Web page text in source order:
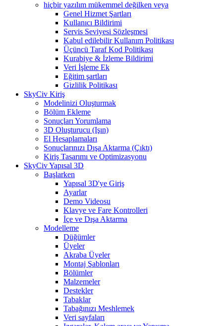
hiçbir yazılım mükemmel değilken veya
Genel Hizmet Şartları
Kullanıcı Bildirimi
Servis Seviyesi Sözleşmesi
Kabul edilebilir Kullanım Politikası
Üçüncü Taraf Kod Politikası
Kurabiye & İzleme Bildirimi
Veri İşleme Ek
Eğitim şartları
Gizlilik Politikası
SkyCiv Kiriş
Modelinizi Oluşturmak
Bölüm Ekleme
Sonuçları Yorumlama
3D Oluşturucu (Işın)
El Hesaplamaları
Sonuçlarınızı Dışa Aktarma (Çıktı)
Kiriş Tasarımı ve Optimizasyonu
SkyCiv Yapısal 3D
Başlarken
Yapısal 3D'ye Giriş
Ayarlar
Demo Videosu
Klavye ve Fare Kontrolleri
İçe ve Dışa Aktarma
Modelleme
Düğümler
Üyeler
Akraba Üyeler
Montaj Şablonları
Bölümler
Malzemeler
Destekler
Tabaklar
Tabağınızı Meshlemek
Veri sayfaları